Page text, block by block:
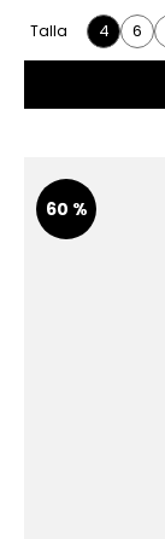
Talla 4 6
60 %